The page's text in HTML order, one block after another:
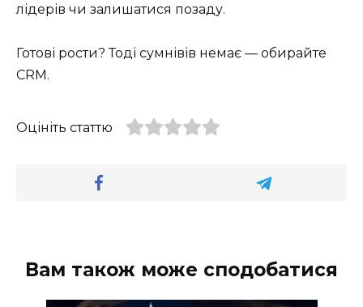
лідерів чи залишатися позаду.
Готові рости? Тоді сумнівів немає — обирайте
CRM.
Оцініть статтю
Вам також може сподобатися